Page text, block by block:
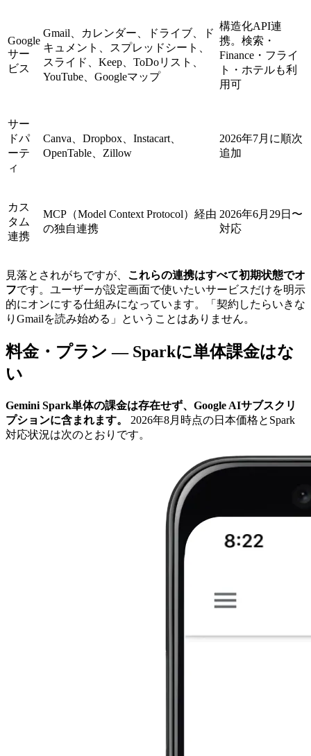
Google
サー
ビス
Gmail、カレンダー、ドライブ、ド
キュメント、スプレッドシート、
スライド、Keep、ToDoリスト、
YouTube、Googleマップ
構造化API連
携。検索・
Finance・フライ
ト・ホテルも利
用可
サー
ドパ
ーテ
ィ
Canva、Dropbox、Instacart、
OpenTable、Zillow
2026年7月に順次
追加
カス
タム
連携
MCP（Model Context Protocol）経由
の独自連携
2026年6月29日〜
対応
見落とされがちですが、 これらの連携はすべて初期状態でオ
フです。ユーザーが設定画面で使いたいサービスだけを明示
的にオンにする仕組みになっています。「契約したらいきな
りGmailを読み始める」ということはありません。
料金・プラン — Sparkに単体課金はな
い
Gemini Spark単体の課金は存在せず、Google AIサブスクリ
プションに含まれます。
2026年8月時点の日本価格とSpark
対応状況は次のとおりです。